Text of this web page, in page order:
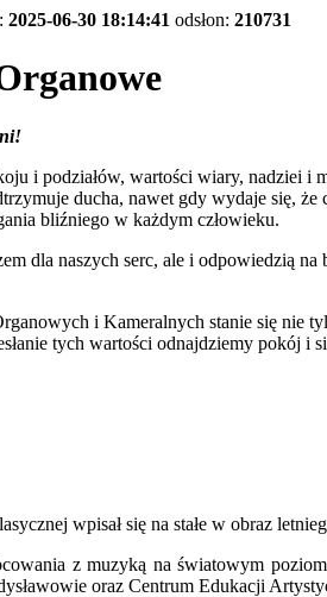
2025-06-30 18:14:41 odsłon: 210731
i podziałów, wartości wiary, nadziei
ducha, nawet gdy wydaje się, że
bliźniego w każdym człowieku.
dla naszych serc, ale i odpowiedzią
i Kameralnych stanie się nie
tych wartości odnajdziemy pokój i
wpisał się na stałe w obraz
z muzyką na światowym
oraz Centrum Edukacji